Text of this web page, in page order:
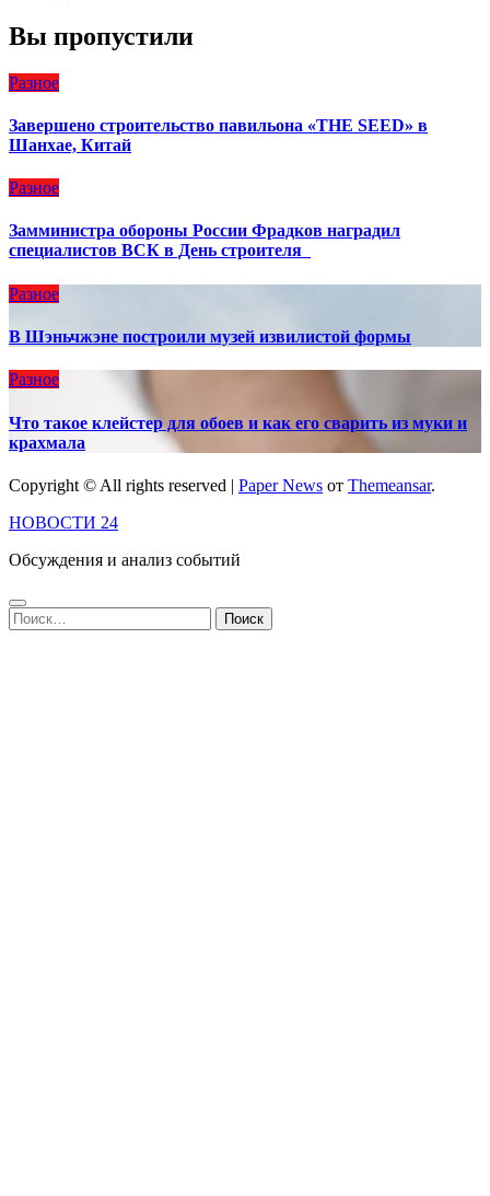
Вы пропустили
Разное
Завершено строительство павильона «THE SEED» в
Шанхае, Китай
Разное
Замминистра обороны России Фрадков наградил
специалистов ВСК в День строителя
Разное
В Шэньчжэне построили музей извилистой формы
Разное
Что такое клейстер для обоев и как его сварить из муки и
крахмала
Copyright © All rights reserved | Paper News от Themeansar.
НОВОСТИ 24
Обсуждения и анализ событий
Найти: